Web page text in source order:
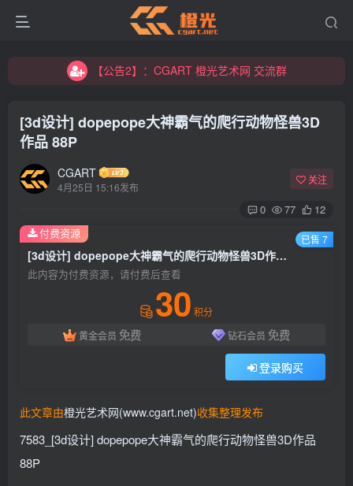
【公告2】：CGART 橙光艺术网 交流群
【公告2】：CGART 橙光艺术网 交流群
[3d设计] dopepope大神霸气的爬行动物怪兽3D
作品 88P
CGART
4月25日 15:16发布
关注
0 77 12
[3d设计] dopepope大神霸气的爬行动物怪兽3D作品 88P
此内容为付费资源，请付费后查看
30 积分
黄金会员 免费 钻石会员 免费
登录购买
付费资源 已售 7
此文章由橙光艺术网(www.cgart.net)收集整理发布
7583_[3d设计] dopepope大神霸气的爬行动物怪兽3D作品
88P
登录
没有账号？立即注册
用户名/手机号/邮箱
登录密码
找回密码
登录